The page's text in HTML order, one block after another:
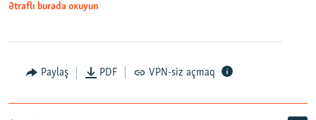
Ətraflı burada oxuyun
Paylaş PDF VPN-siz açmaq